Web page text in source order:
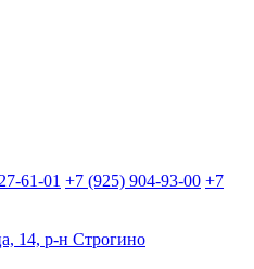
61-01 +7 (925) 904-93-00 +7
14, р-н Строгино